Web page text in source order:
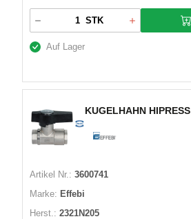
STK
Auf Lager
KUGELHAHN HIPRESS
Artikel Nr.: 3600741
Marke: Effebi
Herst.: 2321N205